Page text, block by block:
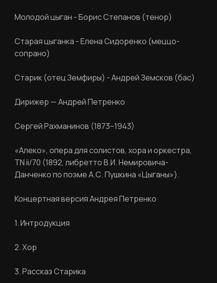
Молодой цыган - Борис Степанов (тенор)
Старая цыганка - Елена Сидоренко (меццо-
сопрано)
Старик (отец Земфиры) - Андрей Земсков (бас)
Дирижер — Андрей Петренко
Сергей Рахманинов (1873–1943)
«Алеко», опера для солистов, хора и оркестра,
TN ii/70 (1892, либретто В.И. Немировича-
Данченко по поэме А.С. Пушкина «Цыганы»).
Концертная версия Андрея Петренко
1. Интродукция
2. Хор
3. Рассказ Старика